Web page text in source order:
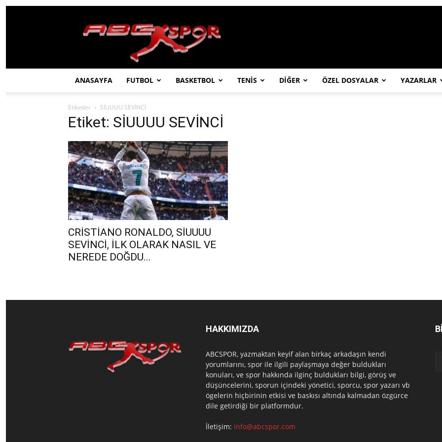
ABC
SPOR
ANASAYFA FUTBOL BASKETBOL TENİS DİĞER ÖZEL DOSYALAR YAZARLAR
Etiketler SİUUUU SEVİNCİ
Etiket: SİUUUU SEVİNCİ
CRİSTİANO RONALDO, SİUUUU
SEVİNCİ, İLK OLARAK NASIL VE
NEREDE DOĞDU...
HAKKIMIZDA
ABCSPOR, yazmaktan keyif alan birkaç arkadaşın kendi
yorumlarını, spor ile ilgili paylaşmaya değer buldukları
konuları, ve spor hakkında ilginç buldukları bilgi, görüş ve
düşüncelerini, sporun içindeki yönetici, sporcu, spor yazarı vb
ögelerin hiçbirinin etkisi ve baskısı altında kalmadan özgürce
dile getirdiği bir platformdur.
İletişim: info@abcspor.com